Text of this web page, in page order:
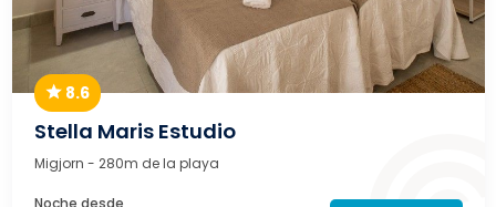
8.6
Stella Maris Estudio
Migjorn - 280m de la playa
Noche desde